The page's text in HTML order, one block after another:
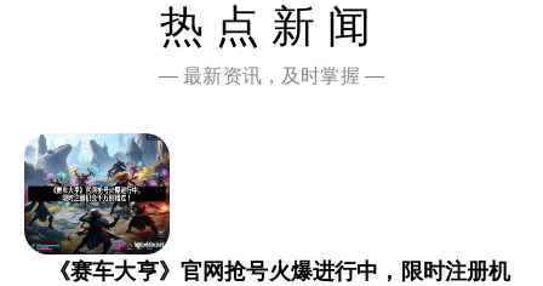
热点新闻
— 最新资讯，及时掌握 —
《赛车大亨》官网抢号火爆进行中，限时注册机